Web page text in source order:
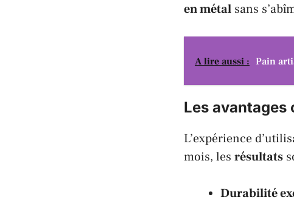
en métal sans
A lire aussi : Pain
Les
L’expérience
mois, les résultats
Durabilité